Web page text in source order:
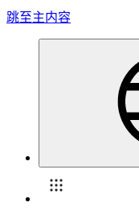
跳至主内容